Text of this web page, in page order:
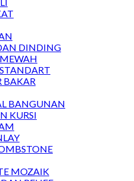
DINDING
BAKAR
BANGUNAN
KURSI
MOZAIK